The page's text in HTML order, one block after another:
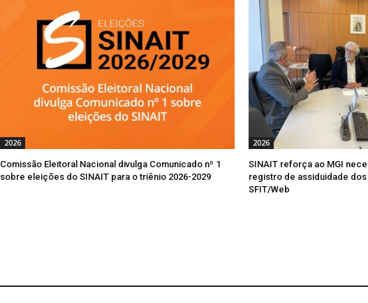
2026
Comissão Eleitoral Nacional divulga Comunicado nº 1
sobre eleições do SINAIT para o triênio 2026-2029
2026
SINAIT reforça ao MGI
registro de assiduidade
SFIT/Web